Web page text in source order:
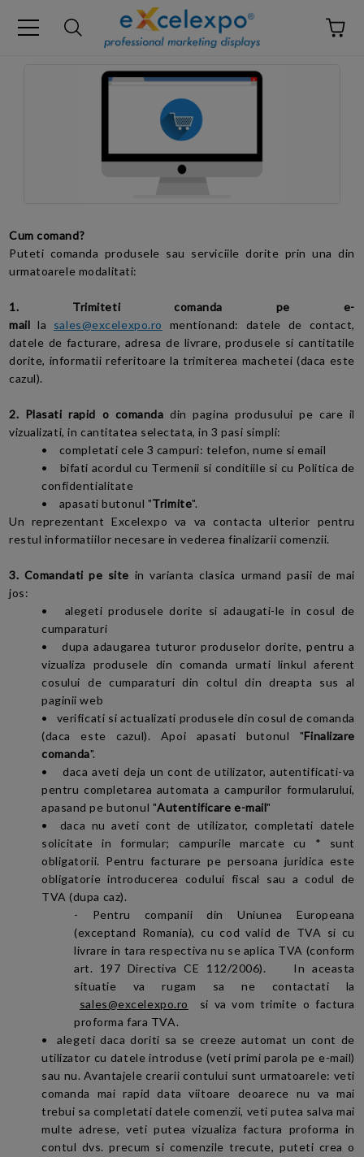
Cum comand?
Puteti comanda produsele sau serviciile dorite prin una din
urmatoarele modalitati:
1. Trimiteti comanda pe e-
mail la sales@excelexpo.ro
mentionand: datele de contact,
datele de facturare, adresa de livrare, produsele si cantitatile
dorite, informatii referitoare la trimiterea machetei (daca este
cazul).
2. Plasati rapid o comanda din pagina produsului pe care il
vizualizati, in cantitatea selectata, in 3 pasi simpli:
•
completati cele 3 campuri: telefon, nume si email
•
bifati acordul cu Termenii si conditiile si cu Politica de
confidentialitate
•
apasati butonul "Trimite".
Un reprezentant Excelexpo va va contacta ulterior pentru
restul informatiilor necesare in vederea finalizarii comenzii.
3. Comandati pe site in varianta clasica urmand pasii de mai
jos:
•
alegeti produsele dorite si adaugati-le in cosul de
cumparaturi
•dupa adaugarea tuturor produselor dorite, pentru a
vizualiza produsele din comanda urmati linkul aferent
cosului de cumparaturi din coltul din dreapta sus al
paginii web
• verificati si actualizati produsele din cosul de comanda
(daca este cazul). Apoi apasati butonul "Finalizare
comanda".
•
daca aveti deja un cont de utilizator, autentificati-va
pentru completarea automata a campurilor formularului,
apasand pe butonul "Autentificare e-mail"
• daca nu aveti cont de utilizator, completati datele
solicitate in formular; campurile marcate cu * sunt
obligatorii. Pentru facturare pe persoana juridica este
obligatorie introducerea codului fiscal sau a codul de
TVA (dupa caz).
- Pentru companii din Uniunea Europeana
(exceptand Romania), cu cod valid de TVA si cu
livrare in tara respectiva nu se aplica TVA (conform
art. 197 Directiva CE 112/2006).
In aceasta
situatie va rugam sa ne contactati la
sales@excelexpo.ro
si va vom trimite o factura
proforma fara TVA.
• alegeti daca doriti sa se creeze automat un cont de
utilizator cu datele introduse (veti primi parola pe e-mail)
sau nu. Avantajele crearii contului sunt urmatoarele: veti
comanda mai rapid data viitoare deoarece nu va mai
trebui sa completati datele comenzii, veti putea salva mai
multe adrese, veti putea vizualiza factura proforma in
contul dvs. precum si comenzile trecute, puteti crea o